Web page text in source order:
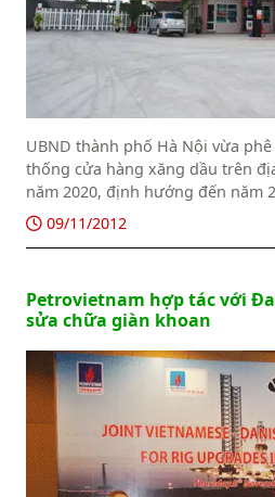
UBND thành phố Hà Nội vừa
thống cửa hàng xăng dầu trên
năm 2020, định hướng đến năm
09/11/2012
Petrovietnam hợp tác với
sửa chữa giàn khoan